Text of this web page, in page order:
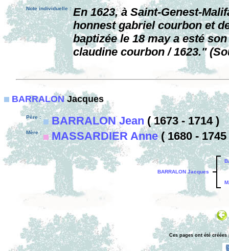
Note individuelle : En 1623, à Saint-Genest-
honnest gabriel courbon et
baptizée le 18 may a esté
claudine courbon / 1623."
BARRALONJacques
Père : BARRALON Jean ( 1673 - 1714 )
Mère : MASSARDIER Anne( 1680 - 1745
BARRALON Jacques
Ces pages ont été